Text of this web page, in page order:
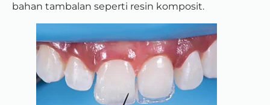
bahan tambalan seperti resin komposit.